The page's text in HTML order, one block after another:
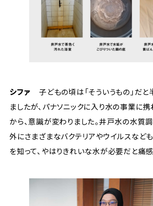
シファ
子どもの頃は「そういうもの」だ
ましたが、パナソニックに入り水の事業に携
から、意識が変わりました。井戸水の水質
外にさまざまなバクテリアやウイルスなど
を知って、やはりきれいな水が必要だと痛感